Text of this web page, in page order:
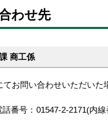
わせ先
商工係
てお問い合わせいただいた
話番号 01547-2-2171(内